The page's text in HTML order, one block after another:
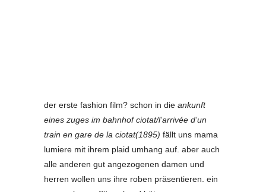
der erste fashion film? schon in die ankunft
eines zuges im bahnhof ciotat/l’arrivée d’un
train en gare de la ciotat(1895) fällt uns mama
lumiere mit ihrem plaid umhang auf. aber auch
alle anderen gut angezogenen damen und
herren wollen uns ihre roben präsentieren. ein